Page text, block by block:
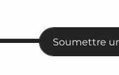
Soumettre